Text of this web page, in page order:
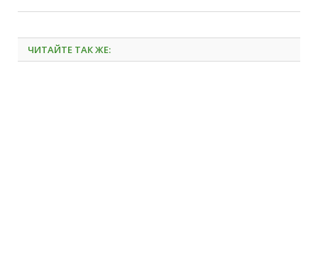
ЧИТАЙТЕ ТАК ЖЕ: